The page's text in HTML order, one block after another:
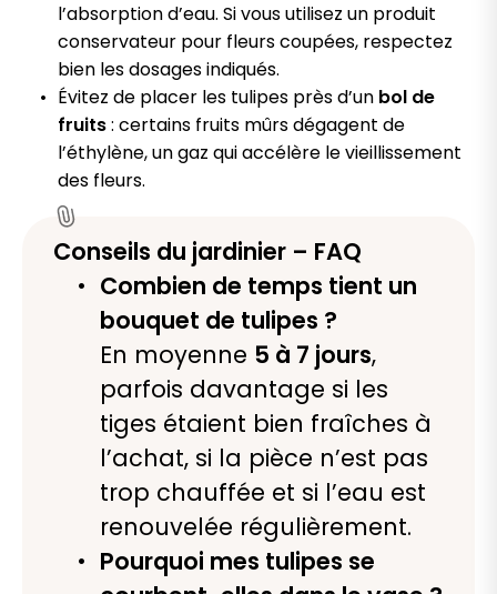
l’absorption d’eau. Si vous utilisez un produit
conservateur pour fleurs coupées, respectez
bien les dosages indiqués.
Évitez de placer les tulipes près d’un bol de
fruits: certains fruits mûrs dégagent de
l’éthylène, un gaz qui accélère le vieillissement
des fleurs.
Conseils du jardinier – FAQ
Combien de temps tient un
bouquet de tulipes ?
En moyenne 5 à 7 jours,
parfois davantage si les
tiges étaient bien fraîches à
l’achat, si la pièce n’est pas
trop chauffée et si l’eau est
renouvelée régulièrement.
Pourquoi mes tulipes se